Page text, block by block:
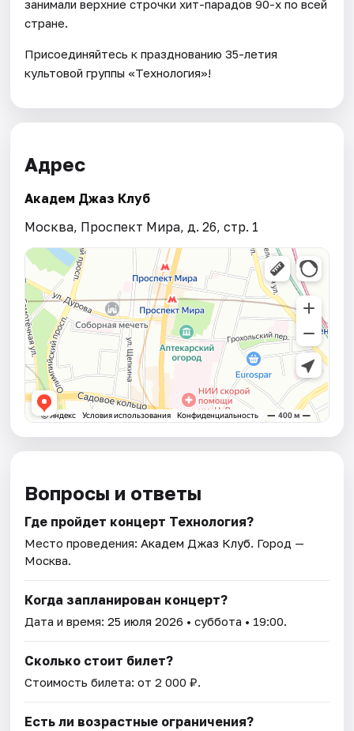
занимали верхние строчки хит-парадов 90-х по всей
стране.
Присоединяйтесь к празднованию 35-летия
культовой группы «Технология»!
Адрес
Академ Джаз Клуб
Москва, Проспект Мира, д. 26, стр. 1
Вопросы и ответы
Где пройдет концерт Технология?
Место проведения:Академ Джаз Клуб. Город —
Москва.
Когда запланирован концерт?
Дата и время:25 июля 2026 • суббота • 19:00.
Сколько стоит билет?
Стоимость билета: от 2 000 ₽.
Есть ли возрастные ограничения?